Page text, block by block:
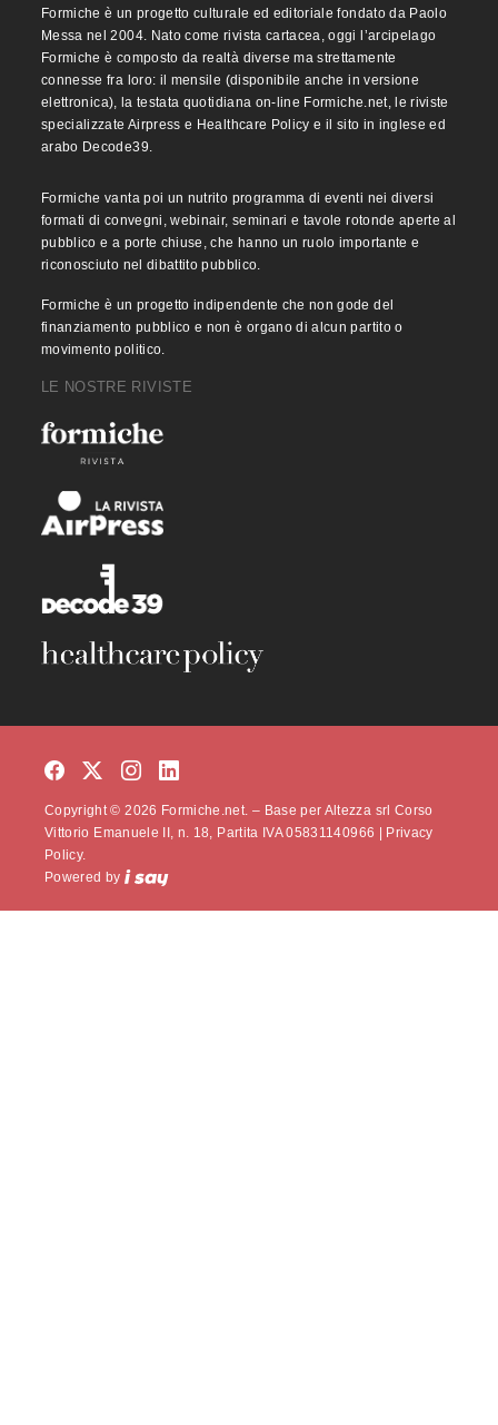
Formiche è un progetto culturale ed editoriale fondato da Paolo
Messa nel 2004. Nato come rivista cartacea, oggi l’arcipelago
Formiche è composto da realtà diverse ma strettamente
connesse fra loro: il mensile (disponibile anche in versione
elettronica), la testata quotidiana on-line Formiche.net, le riviste
specializzate Airpress e Healthcare Policy e il sito in inglese ed
arabo Decode39.
Formiche vanta poi un nutrito programma di eventi nei diversi
formati di convegni, webinair, seminari e tavole rotonde aperte al
pubblico e a porte chiuse, che hanno un ruolo importante e
riconosciuto nel dibattito pubblico.
Formiche è un progetto indipendente che non gode del
finanziamento pubblico e non è organo di alcun partito o
movimento politico.
LE NOSTRE RIVISTE
Copyright © 2026 Formiche.net. – Base per Altezza srl Corso
Vittorio Emanuele II, n. 18, Partita IVA 05831140966 |
Privacy
Policy.
Powered by